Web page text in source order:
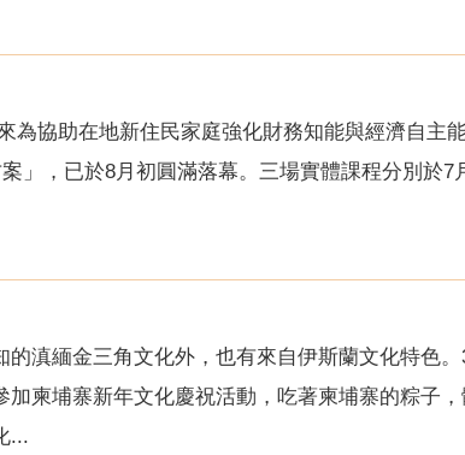
為協助在地新住民家庭強化財務知能與經濟自主
」，已於8月初圓滿落幕。三場實體課程分別於7
滇緬金三角文化外，也有來自伊斯蘭文化特色
柬埔寨新年文化慶祝活動，吃著柬埔寨的粽子
...